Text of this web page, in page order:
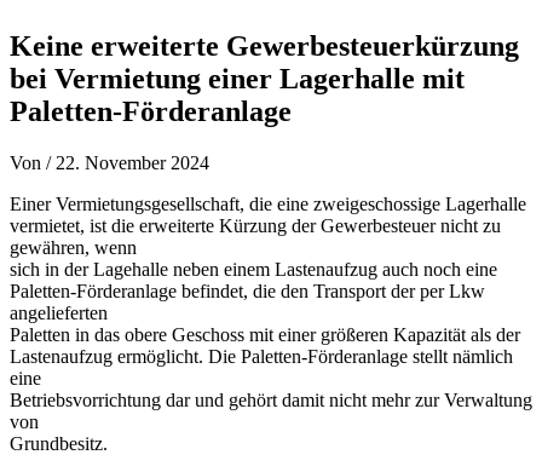
Keine erweiterte Gewerbesteuerkürzung
bei Vermietung einer Lagerhalle mit
Paletten-Förderanlage
Von / 22. November 2024
Einer Vermietungsgesellschaft, die eine zweigeschossige Lagerhalle
vermietet, ist die erweiterte Kürzung der Gewerbesteuer nicht zu
gewähren, wenn
sich in der Lagehalle neben einem Lastenaufzug auch noch eine
Paletten-Förderanlage befindet, die den Transport der per Lkw
angelieferten
Paletten in das obere Geschoss mit einer größeren Kapazität als der
Lastenaufzug ermöglicht. Die Paletten-Förderanlage stellt nämlich
eine
Betriebsvorrichtung dar und gehört damit nicht mehr zur Verwaltung
von
Grundbesitz.